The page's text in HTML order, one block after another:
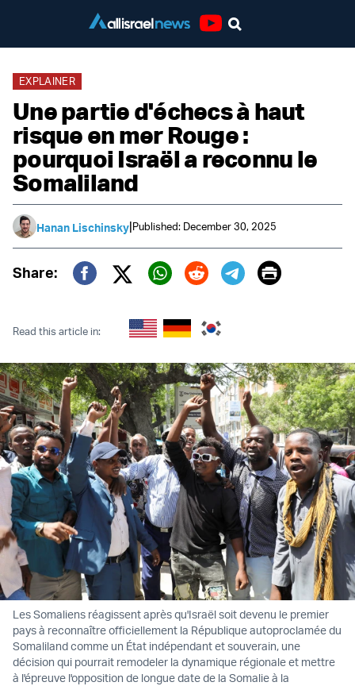
EXPLAINER
Une partie d'échecs à haut
risque en mer Rouge :
pourquoi Israël a reconnu le
Somaliland
Hanan Lischinsky|Published: December 30, 2025
Share:
Twitter (X)
Print
Read this article in:
Les Somaliens réagissent après qu'Israël soit devenu le premier
pays à reconnaître officiellement la République autoproclamée du
Somaliland comme un État indépendant et souverain, une
décision qui pourrait remodeler la dynamique régionale et mettre
à l'épreuve l'opposition de longue date de la Somalie à la